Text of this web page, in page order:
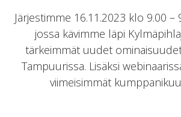
Järjestimme 16.11.2023 klo 9.00 –
jossa kävimme läpi
tärkeimmät uudet
Tampuurissa. Lisäksi
viimeisimmät